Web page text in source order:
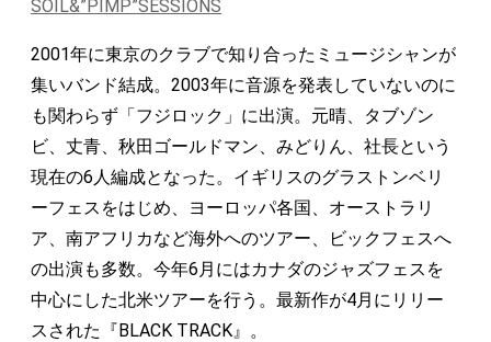
SOIL&”PIMP”SESSIONS
2001年に東京のクラブで知り合ったミュージシャンが
集いバンド結成。2003年に音源を発表していないのに
も関わらず「フジロック」に出演。元晴、タブゾン
ビ、丈青、秋田ゴールドマン、みどりん、社長という
現在の6人編成となった。イギリスのグラストンベリ
ーフェスをはじめ、ヨーロッパ各国、オーストラリ
ア、南アフリカなど海外へのツアー、ビックフェスへ
の出演も多数。今年6月にはカナダのジャズフェスを
中心にした北米ツアーを行う。最新作が4月にリリー
スされた『BLACK TRACK』。